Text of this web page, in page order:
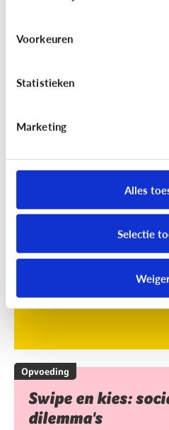
Voorkeuren
Statistieken
Marketing
Alles
Selectie
[Online quiz]Waar
Opvoeding
Swipe en kies:
dilemma's